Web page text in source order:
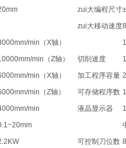
zui大编程尺寸
zui大移动速度
min（X轴）
min（Z轴）
切削速度
min（X轴） 加工程序容量
min（Z轴）
可存储程序数
min 液晶显示器
可控制刀位数